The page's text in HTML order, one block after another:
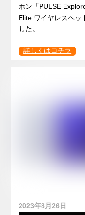
ホン「PULSE
Elite ワイヤレスヘッ
した。
詳しくはコチラ
2023年8月26日